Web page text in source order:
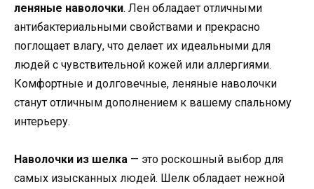
леняные наволочки. Лен обладает отличными
антибактериальными свойствами и прекрасно
поглощает влагу, что делает их идеальными для
людей с чувствительной кожей или аллергиями.
Комфортные и долговечные, леняные наволочки
станут отличным дополнением к вашему спальному
интерьеру.
Наволочки из шелка — это роскошный выбор для
самых изысканных людей. Шелк обладает нежной